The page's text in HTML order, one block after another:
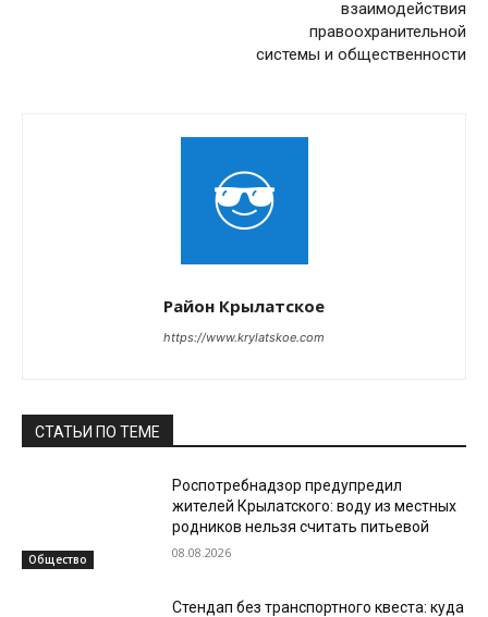
взаимодействия
правоохранительной
системы и общественности
Район Крылатское
https://www.krylatskoe.com
СТАТЬИ ПО ТЕМЕ
Общество
Роспотребнадзор предупредил
жителей Крылатского: воду из местных
родников нельзя считать питьевой
08.08.2026
Стендап без транспортного квеста: куда